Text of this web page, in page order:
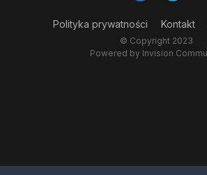
Polityka prywatności Kontakt
© Copyright 2023
Powered by Invision